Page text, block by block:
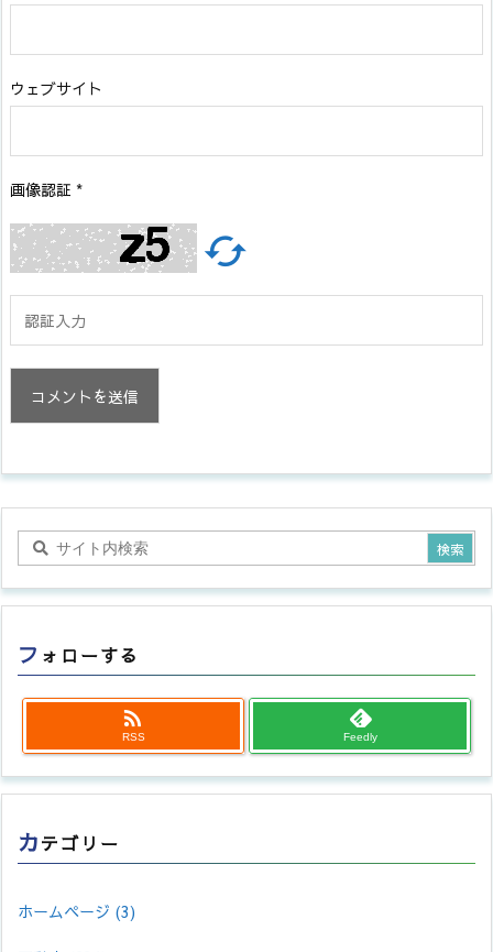
ウェブサイト
画像認証 *

フ ォローする

RSS Feedly
カテゴリー
ホームページ (3)